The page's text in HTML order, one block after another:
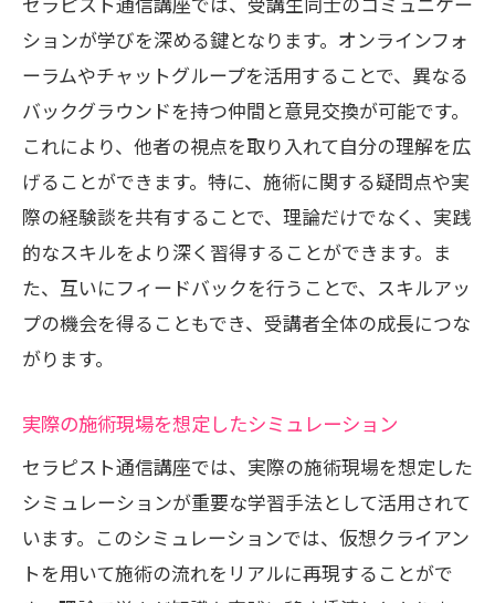
個別対応で差別化を図る施術法
顧客満足度を向上させるための継続学習
クライアントとの関係構築術
セラピスト通信講座で習得する実践的コミュ
ニケーション能力
クライアントとの信頼関係を築く方法
プロフェッショナルな会話スキルの習得
コミュニケーションを通じたニーズの把
握
効果的な質問技術で信頼を得る
クライアントの声を施術に反映させる
イント
ションが学びを深める鍵となります。オンラインフォ
ーラムやチャットグループを活用することで、異なる
バックグラウンドを持つ仲間と意見交換が可能です。
これにより、他者の視点を取り入れて自分の理解を広
げることができます。特に、施術に関する疑問点や実
際の経験談を共有することで、理論だけでなく、実践
的なスキルをより深く習得することができます。ま
た、互いにフィードバックを行うことで、スキルアッ
プの機会を得ることもでき、受講者全体の成長につな
がります。
実際の施術現場を想定したシミュレーション
セラピスト通信講座では、実際の施術現場を想定した
シミュレーションが重要な学習手法として活用されて
います。このシミュレーションでは、仮想クライアン
トを用いて施術の流れをリアルに再現することがで